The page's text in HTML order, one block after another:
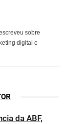
sobre
digital e
da ABF,